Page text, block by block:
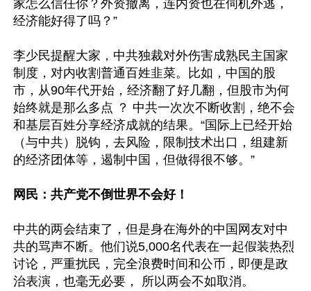
家怎么信任你？外资撤离，连内资也在伺机外逃，
经济能好得了吗？”
李少民提醒大家，中共独裁对外伤害成熟民主国家
制度，对内收割普通百姓韭菜。比如，中国的股
市，从90年代开始，经济翻了好几翻，但股市为何
始终就是那么多点 ？ 中共一次次不断收割，绝不会
和基层百姓分享经济成就的结果。“国际上已经开始
（与中共）脱钩，去风险，限制技术出口，组建新
的经济团体等，遏制中国，但做得很不够。”
网民：共产党不倒世界不会好！
中共的两会结束了，但是身在海外的中国网友对中
共的骂声不断。他们说5,000名代表在一起假装热烈
讨论，严重扰民，完全浪费时间和公币，即便是政
治表演，也毫无必要， 所以两会不如取消。